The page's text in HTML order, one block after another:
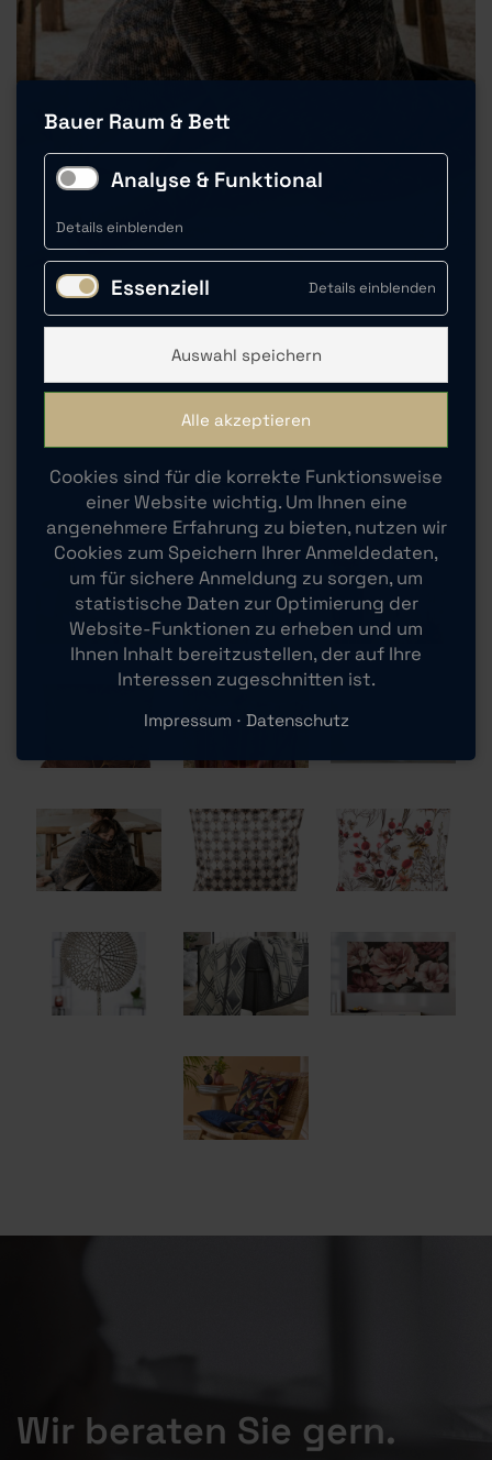
Ein Einblick in unsere
Auswahl
Wir beraten Sie gern.
Bauer Raum & Bett
Analyse & Funktional
Details einblenden
Essenziell Details einblenden
Auswahl speichern
Alle akzeptieren
Cookies sind für die korrekte Funktionsweise
einer Website wichtig. Um Ihnen eine
angenehmere Erfahrung zu bieten, nutzen wir
Cookies zum Speichern Ihrer Anmeldedaten,
um für sichere Anmeldung zu sorgen, um
statistische Daten zur Optimierung der
Website-Funktionen zu erheben und um
Ihnen Inhalt bereitzustellen, der auf Ihre
Interessen zugeschnitten ist.
Impressum Datenschutz